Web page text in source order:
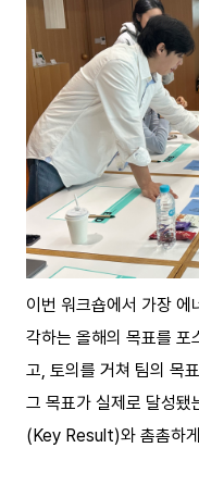
이번 워크숍에서 가장 에
각하는 올해의 목표를 포
고, 토의를 거쳐 팀의 목
그 목표가 실제로 달성됐
(Key Result)와 촘촘하